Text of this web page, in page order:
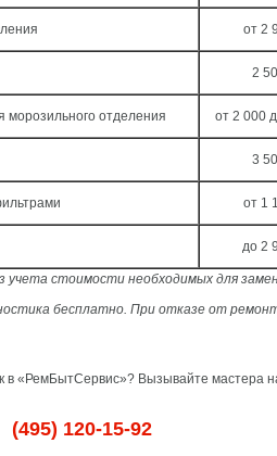
от 2
2
морозильного отделения от 2 000
3
от 1
до 2
учета стоимости необходимых для
бесплатно. При отказе от
в «РемБытСервис»? Вызывайте мастера
(495) 120-15-92